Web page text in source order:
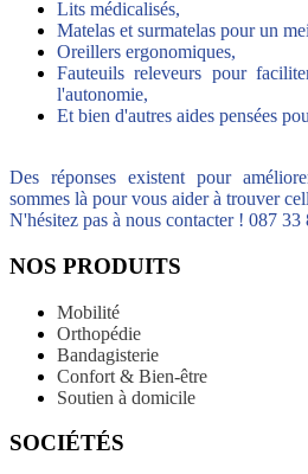
Lits médicalisés,
Matelas et surmatelas pour un
Oreillers ergonomiques,
Fauteuils releveurs pour
l'autonomie,
Et bien d'autres aides pensées
Des réponses existent pour
sommes là pour vous aider à trouver
N'hésitez pas à nous contacter ! 087 33
NOS PRODUITS
Mobilité
Orthopédie
Bandagisterie
Confort & Bien-être
Soutien à domicile
SOCIÉTÉS